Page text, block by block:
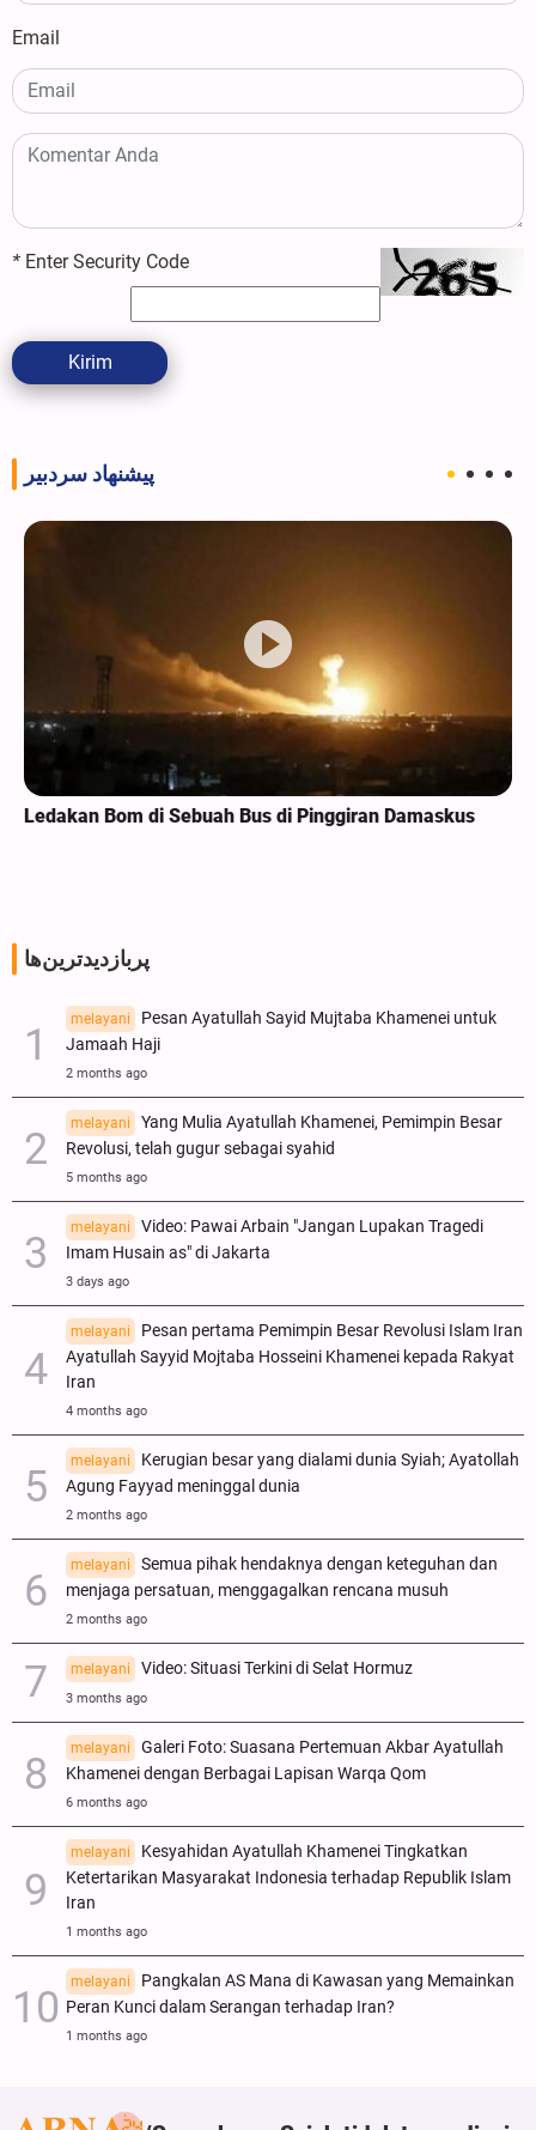
Email
* Enter Security Code
Kirim
پیشنهاد سردبیر
Ledakan Bom di Sebuah Bus di Pinggiran Damaskus
پربازدیدترین‌ها
melayani
Pesan Ayatullah Sayid Mujtaba Khamenei untuk
Jamaah Haji
2 months ago
melayani
Yang Mulia Ayatullah Khamenei, Pemimpin Besar
Revolusi, telah gugur sebagai syahid
5 months ago
melayani
Video: Pawai Arbain "Jangan Lupakan Tragedi
Imam Husain as" di Jakarta
3 days ago
melayani
Pesan pertama Pemimpin Besar Revolusi Islam Iran
Ayatullah Sayyid Mojtaba Hosseini Khamenei kepada Rakyat
Iran
4 months ago
melayani
Kerugian besar yang dialami dunia Syiah; Ayatollah
Agung Fayyad meninggal dunia
2 months ago
melayani
Semua pihak hendaknya dengan keteguhan dan
menjaga persatuan, menggagalkan rencana musuh
2 months ago
melayani Video: Situasi Terkini di Selat Hormuz
3 months ago
melayani
Galeri Foto: Suasana Pertemuan Akbar Ayatullah
Khamenei dengan Berbagai Lapisan Warqa Qom
6 months ago
melayani
Kesyahidan Ayatullah Khamenei Tingkatkan
Ketertarikan Masyarakat Indonesia terhadap Republik Islam
Iran
1 months ago
melayani
Pangkalan AS Mana di Kawasan yang Memainkan
Peran Kunci dalam Serangan terhadap Iran?
1 months ago